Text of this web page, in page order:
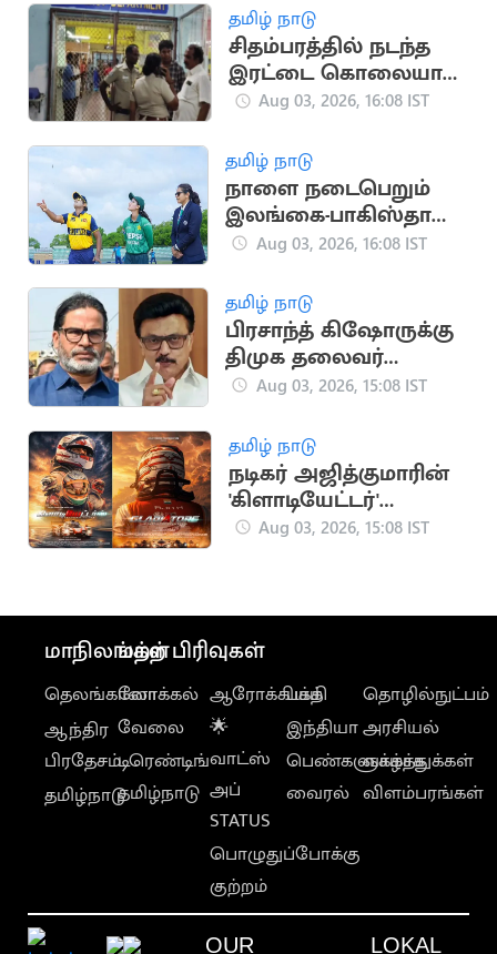
தமிழ் நாடு
சிதம்பரத்தில் நடந்த
இரட்டை கொலையால்
பரபரப்பு
Aug 03, 2026, 16:08 IST
தமிழ் நாடு
நாளை நடைபெறும்
இலங்கை-பாகிஸ்தான்
மகளிர் கடைசி டி20
Aug 03, 2026, 16:08 IST
தமிழ் நாடு
பிரசாந்த் கிஷோருக்கு
திமுக தலைவர்
மு.க.ஸ்டாலின்
Aug 03, 2026, 15:08 IST
தமிழ் நாடு
நடிகர் அஜித்குமாரின்
'கிளாடியேட்டர்'
ஆவணப்படத்தின்
Aug 03, 2026, 15:08 IST
மாநிலங்கள்
தெலங்கானா
ஆந்திர
பிரதேசம்
தமிழ்நாடு
மற்ற பிரிவுகள்
லோக்கல்
வேலை
டிரெண்டிங்
தமிழ்நாடு
ஆரோக்கியம்
🌟
வாட்ஸ்
அப்
STATUS
பொழுதுப்போக்கு
குற்றம்
பக்தி
இந்தியா
பெண்களுக்காக
வைரல்
தொழில்நுட்பம்
அரசியல்
வாழ்த்துக்கள்
விளம்பரங்கள்
OUR LOKAL